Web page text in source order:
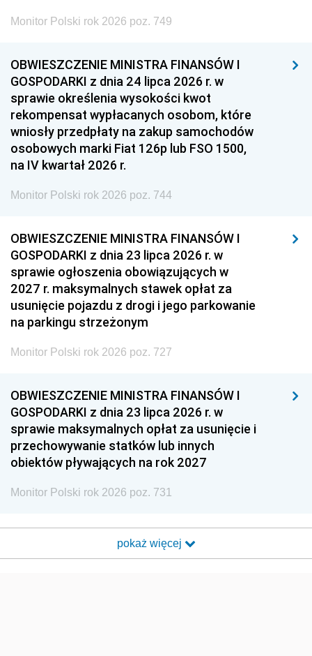
Monitor Polski rok 2026 poz. 749
OBWIESZCZENIE MINISTRA FINANSÓW I
GOSPODARKI z dnia 24 lipca 2026 r. w
sprawie określenia wysokości kwot
rekompensat wypłacanych osobom, które
wniosły przedpłaty na zakup samochodów
osobowych marki Fiat 126p lub FSO 1500,
na IV kwartał 2026 r.
Monitor Polski rok 2026 poz. 744
OBWIESZCZENIE MINISTRA FINANSÓW I
GOSPODARKI z dnia 23 lipca 2026 r. w
sprawie ogłoszenia obowiązujących w
2027 r. maksymalnych stawek opłat za
usunięcie pojazdu z drogi i jego parkowanie
na parkingu strzeżonym
Monitor Polski rok 2026 poz. 727
OBWIESZCZENIE MINISTRA FINANSÓW I
GOSPODARKI z dnia 23 lipca 2026 r. w
sprawie maksymalnych opłat za usunięcie i
przechowywanie statków lub innych
obiektów pływających na rok 2027
Monitor Polski rok 2026 poz. 731
pokaż więcej